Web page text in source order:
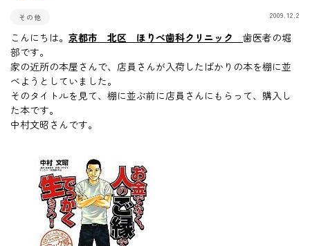
その他 2009.12.2
こんにちは。 京都市 北区 ほりべ歯科クリニック 歯医者の堀
部です。
家の近所の本屋さんで、店員さんが入荷したばかりの本を棚に並
べようとしていました。
そのタイトルを見て、棚に並ぶ前に店員さんにもらって、購入し
た本です。
中村文昭さんです。